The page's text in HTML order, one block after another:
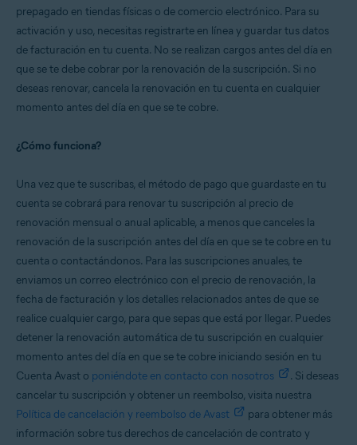
prepagado en tiendas físicas o de comercio electrónico. Para su
activación y uso, necesitas registrarte en línea y guardar tus datos
de facturación en tu cuenta. No se realizan cargos antes del día en
que se te debe cobrar por la renovación de la suscripción. Si no
deseas renovar, cancela la renovación en tu cuenta en cualquier
momento antes del día en que se te cobre.
¿Cómo funciona?
Una vez que te suscribas, el método de pago que guardaste en tu
cuenta se cobrará para renovar tu suscripción al precio de
renovación mensual o anual aplicable, a menos que canceles la
renovación de la suscripción antes del día en que se te cobre en tu
cuenta o contactándonos. Para las suscripciones anuales, te
enviamos un correo electrónico con el precio de renovación, la
fecha de facturación y los detalles relacionados antes de que se
realice cualquier cargo, para que sepas que está por llegar. Puedes
detener la renovación automática de tu suscripción en cualquier
momento antes del día en que se te cobre iniciando sesión en tu
Cuenta Avast o poniéndote en contacto con nosotros
. Si deseas
cancelar tu suscripción y obtener un reembolso, visita nuestra
Política de cancelación y reembolso de Avast
para obtener más
información sobre tus derechos de cancelación de contrato y